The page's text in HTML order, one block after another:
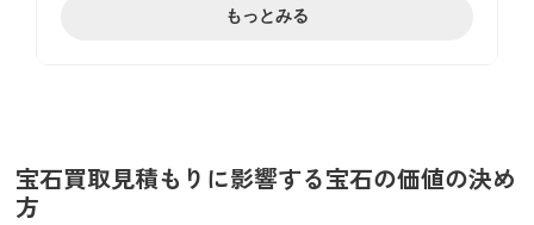
宝石買取見積もりにおける注意点
宝石買取の見積もりを高くするには
もっとみる
宝石買取見積もりに影響する宝石の価値の決め
方